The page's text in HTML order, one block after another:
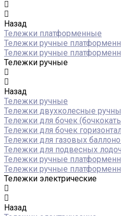
Назад
Тележки платформенные
Тележки ручные
Тележки ручные
Тележки ручные
Назад
Тележки ручные
Тележки двухколесные
Тележки для бочек
Тележки для бочек
Тележки для газовых
Тележки для подвесных
Тележки ручные
Тележки ручные
Тележки электрические
Назад